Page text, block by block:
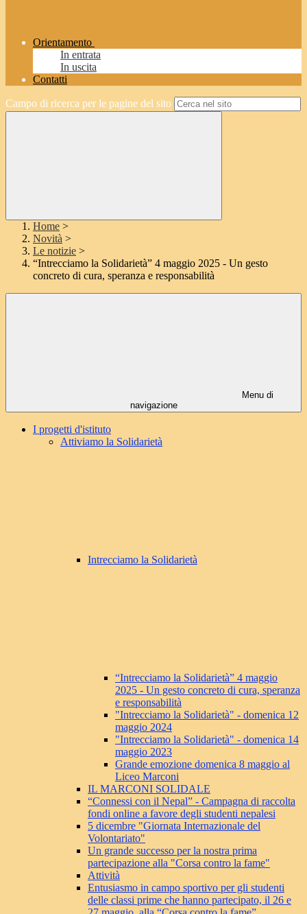
Orientamento
In entrata
In uscita
Contatti
Campo di ricerca per le pagine del sito
Home >
Novità >
Le notizie >
“Intrecciamo la Solidarietà” 4 maggio 2025 - Un gesto
concreto di cura, speranza e responsabilità
Menu di
navigazione
I progetti d'istituto
Attiviamo la Solidarietà
Intrecciamo la Solidarietà
“Intrecciamo la Solidarietà” 4 maggio
2025 - Un gesto concreto di cura, speranza
e responsabilità
"Intrecciamo la Solidarietà" - domenica 12
maggio 2024
"Intrecciamo la Solidarietà" - domenica 14
maggio 2023
Grande emozione domenica 8 maggio al
Liceo Marconi
IL MARCONI SOLIDALE
“Connessi con il Nepal” - Campagna di raccolta
fondi online a favore degli studenti nepalesi
5 dicembre "Giornata Internazionale del
Volontariato"
Un grande successo per la nostra prima
partecipazione alla "Corsa contro la fame"
Attività
Entusiasmo in campo sportivo per gli studenti
delle classi prime che hanno partecipato, il 26 e